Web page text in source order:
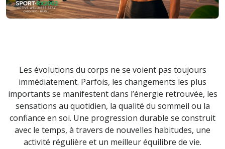
Les évolutions du corps ne se voient pas toujours
immédiatement. Parfois, les changements les plus
importants se manifestent dans l’énergie retrouvée, les
sensations au quotidien, la qualité du sommeil ou la
confiance en soi. Une progression durable se construit
avec le temps, à travers de nouvelles habitudes, une
activité régulière et un meilleur équilibre de vie.